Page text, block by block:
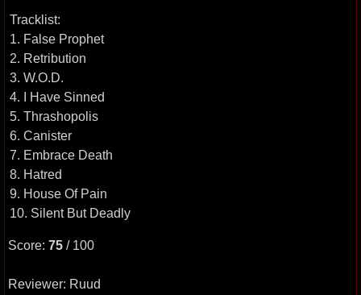
Tracklist:
1. False Prophet
2. Retribution
3. W.O.D.
4. I Have Sinned
5. Thrashopolis
6. Canister
7. Embrace Death
8. Hatred
9. House Of Pain
10. Silent But Deadly
Score: 75 / 100
Reviewer: Ruud